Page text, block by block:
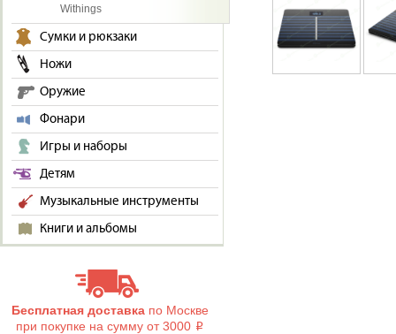
Withings
Сумки и рюкзаки
Ножи
Оружие
Фонари
Игры и наборы
Детям
Музыкальные инструменты
Книги и альбомы
Бесплатная доставкапо Москве
при покупке на сумму от 3000 i